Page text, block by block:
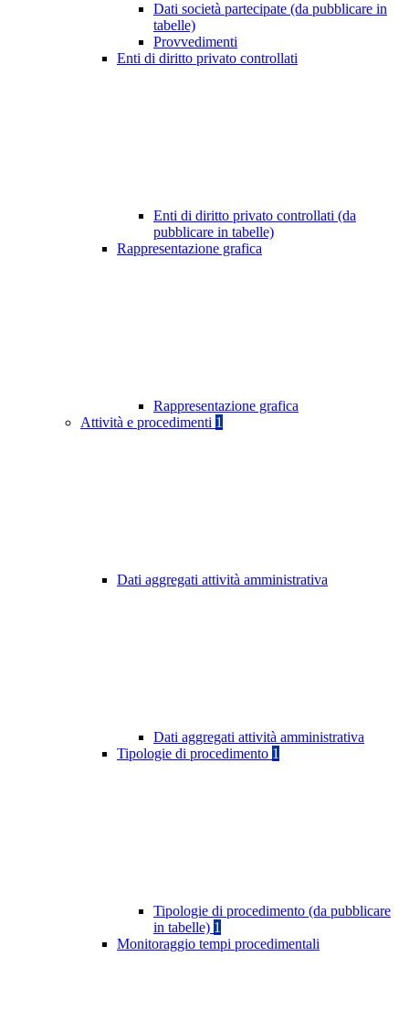
Dati società partecipate (da pubblicare in
tabelle)
Provvedimenti
Enti di diritto privato controllati
Enti di diritto privato controllati (da
pubblicare in tabelle)
Rappresentazione grafica
Rappresentazione grafica
Attività e procedimenti 1
Dati aggregati attività amministrativa
Dati aggregati attività amministrativa
Tipologie di procedimento 1
Tipologie di procedimento (da pubblicare
in tabelle) 1
Monitoraggio tempi procedimentali